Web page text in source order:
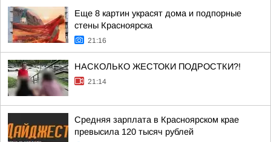
Еще 8 картин украсят дома и подпорные
стены Красноярска
21:16
НАСКОЛЬКО ЖЕСТОКИ ПОДРОСТКИ?!
21:14
Средняя зарплата в Красноярском крае
превысила 120 тысяч рублей